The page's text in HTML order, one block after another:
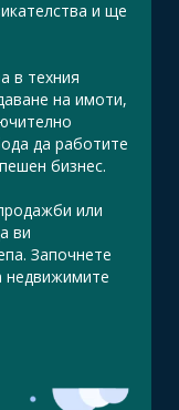
и ще
в техния
на имоти,
да работите
бизнес.
или
ви
Започнете
недвижимите